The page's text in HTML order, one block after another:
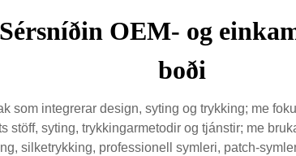
OEM- og
boði
som integrerar design, syting og trykking; me
syting, trykkingarmetodir og tjánstir; me
silketrykking, professionell symleri, patch-